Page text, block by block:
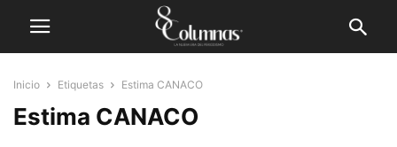
Inicio Etiquetas Estima CANACO
Estima CANACO